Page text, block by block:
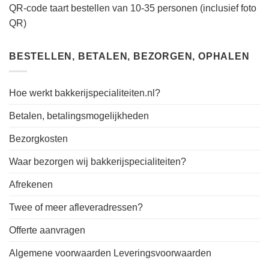
QR-code taart bestellen van 10-35 personen (inclusief foto
QR)
BESTELLEN, BETALEN, BEZORGEN, OPHALEN
Hoe werkt bakkerijspecialiteiten.nl?
Betalen, betalingsmogelijkheden
Bezorgkosten
Waar bezorgen wij bakkerijspecialiteiten?
Afrekenen
Twee of meer afleveradressen?
Offerte aanvragen
Algemene voorwaarden Leveringsvoorwaarden